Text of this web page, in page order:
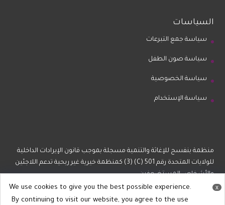
السياسات
سياسة جمع التبرعات
سياسة صون الطفل
سياسة الخصوصية
سياسة الإستخدام
منظمة بنفسج للإغاثة والتنمية مسجلة بموجب قانون الإيرادات الداخلية
للولايات المتحدة رقم 501 (C) (3) كمنظمة خيرية غير ربحية تدعم اللاجئين
والأشخاص المستضعفين.
x
We use cookies to give you the best possible experience.
By continuing to visit our website, you agree to the use